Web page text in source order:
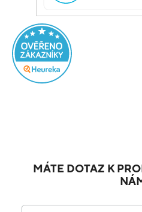
MÁTE DOTAZ K